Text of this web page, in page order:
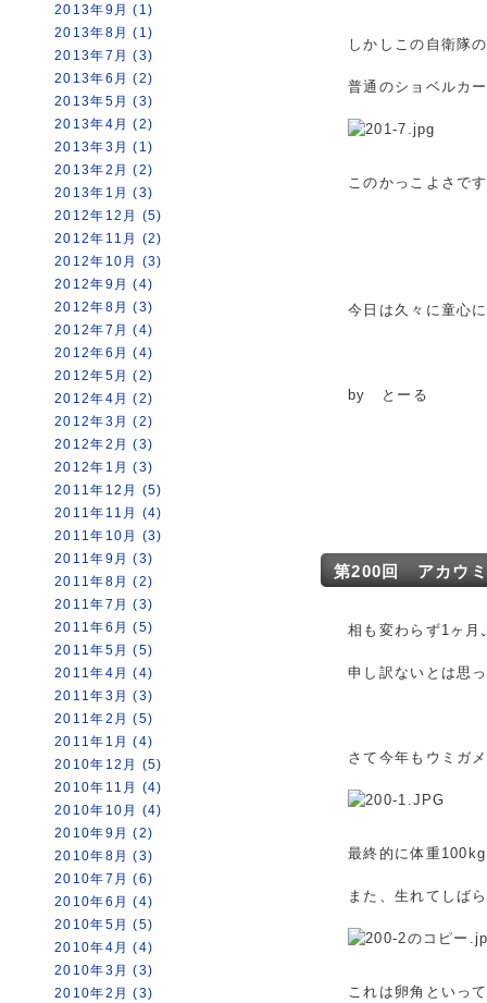
2013年9月 (1)
2013年8月 (1)
2013年7月 (3)
2013年6月 (2)
2013年5月 (3)
2013年4月 (2)
2013年3月 (1)
2013年2月 (2)
2013年1月 (3)
2012年12月 (5)
2012年11月 (2)
2012年10月 (3)
2012年9月 (4)
2012年8月 (3)
2012年7月 (4)
2012年6月 (4)
2012年5月 (2)
2012年4月 (2)
2012年3月 (2)
2012年2月 (3)
2012年1月 (3)
2011年12月 (5)
2011年11月 (4)
2011年10月 (3)
2011年9月 (3)
2011年8月 (2)
2011年7月 (3)
2011年6月 (5)
2011年5月 (5)
2011年4月 (4)
2011年3月 (3)
2011年2月 (5)
2011年1月 (4)
2010年12月 (5)
2010年11月 (4)
2010年10月 (4)
2010年9月 (2)
2010年8月 (3)
2010年7月 (6)
2010年6月 (4)
2010年5月 (5)
2010年4月 (4)
2010年3月 (3)
2010年2月 (3)
しかしこの自衛隊
普通のショベルカ
このかっこよさで
今日は久々に童心
by とーる
第200回 アカウ
相も変わらず1ヶ月
申し訳ないとは思
さて今年もウミガ
最終的に体重
また、生れてしば
これは卵角といっ